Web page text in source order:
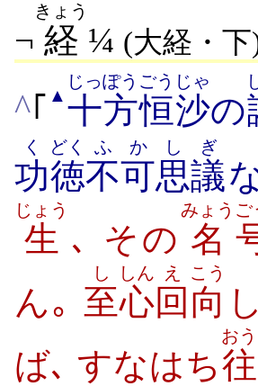
¬ 経
きょう
¼ (大経・下
^｢ ▲ 十方
じっぽう
恒沙
ごうじゃ
の
功
く
徳
どく
不可
ふか
思議
しぎ
生
じょう
､ その 名
みょう ご
ん｡ 至
し
心
しん
回
え
向
こう
ば､ すなはち往
おう